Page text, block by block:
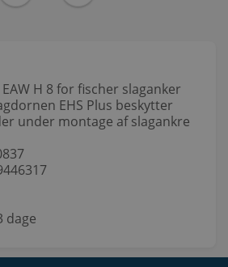
H 8 for fischer slaganker
EHS Plus beskytter
under montage af slagankre
dage